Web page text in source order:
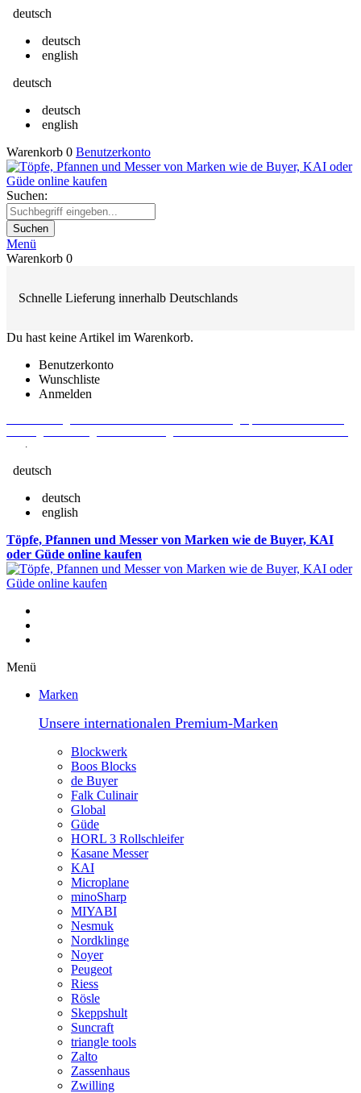
deutsch
deutsch
english
deutsch
deutsch
english
Warenkorb 0 Benutzerkonto
Suchen:
Suchen
Menü
Warenkorb 0
Schnelle Lieferung innerhalb Deutschlands
Du hast keine Artikel im Warenkorb.
Benutzerkonto
Wunschliste
Anmelden
.
deutsch
deutsch
english
Töpfe, Pfannen und Messer von Marken wie de Buyer, KAI
oder Güde online kaufen
Menü
Marken
Unsere internationalen Premium-Marken
Blockwerk
Boos Blocks
de Buyer
Falk Culinair
Global
Güde
HORL 3 Rollschleifer
Kasane Messer
KAI
Microplane
minoSharp
MIYABI
Nesmuk
Nordklinge
Noyer
Peugeot
Riess
Rösle
Skeppshult
Suncraft
triangle tools
Zalto
Zassenhaus
Zwilling